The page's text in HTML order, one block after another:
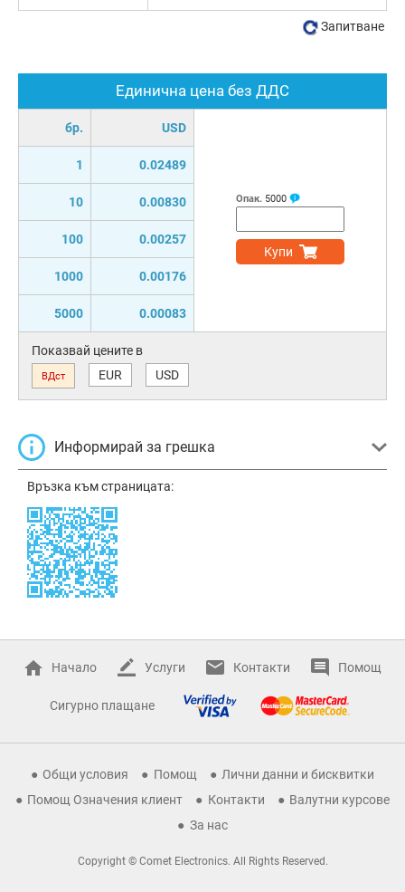
Единична цена без ДДС
бр. USD
1 0.02489
10 0.00830
100 0.00257
1000 0.00176
5000 0.00083
Опак. 5000
Купи
Показвай цените в
ВДст EUR USD
Информирай за грешка
Връзка към страницата:
Запитване
Начало Услуги Контакти Помощ
Сигурно плащане
Общи условия Помощ
Лични данни и бисквитки
Помощ Означения клиент
Контакти
Валутни курсове
За нас
Copyright © Comet Electronics. All Rights Reserved.